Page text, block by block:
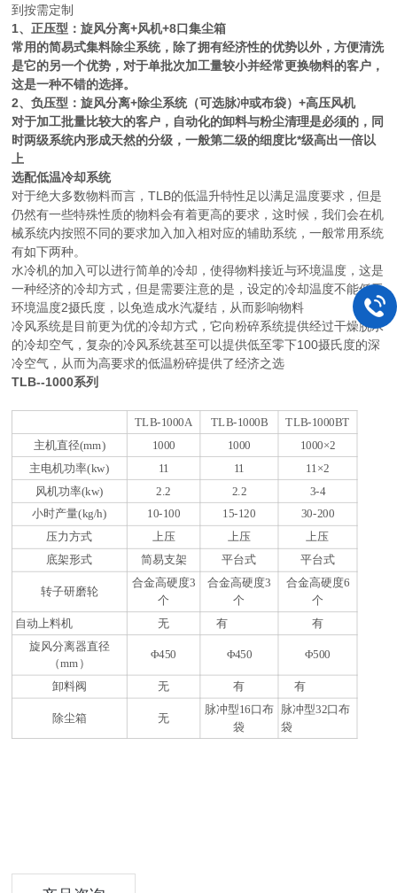
到按需定制
1、正压型：旋风分离+风机+8口集尘箱
常用的简易式集料除尘系统，除了拥有经济性的优势以外，方便清洗
是它的另一个优势，对于单批次加工量较小并经常更换物料的客户，
这是一种不错的选择。
2、负压型：旋风分离+除尘系统（可选脉冲或布袋）+高压风机
对于加工批量比较大的客户，自动化的卸料与粉尘清理是必须的，同
时两级系统内形成天然的分级，一般第二级的细度比*级高出一倍以
上
选配低温冷却系统
对于绝大多数物料而言，TLB的低温升特性足以满足温度要求，但是
仍然有一些特殊性质的物料会有着更高的要求，这时候，我们会在机
械系统内按照不同的要求加入加入相对应的辅助系统，一般常用系统
有如下两种。
水冷机的加入可以进行简单的冷却，使得物料接近与环境温度，这是
一种经济的冷却方式，但是需要注意的是，设定的冷却温度不能低于
环境温度2摄氏度，以免造成水汽凝结，从而影响物料
冷风系统是目前更为优的冷却方式，它向粉碎系统提供经过干燥脱水
的冷却空气，复杂的冷风系统甚至可以提供低至零下100摄氏度的深
冷空气，从而为高要求的低温粉碎提供了经济之选
TLB--1000系列
TLB-1000A TLB-1000B
TLB-1000BT
主机直径(mm)
1000 1000
1000×2
主电机功率(kw)
11 11
11×2
风机功率(kw)
2.2 2.2
3-4
小时产量(kg/h)
10-100 15-120
30-200
压力方式
上压 上压
上压
底架形式
简易支架 平台式 平台式
转子研磨轮
合金高硬度3
个
合金高硬度3
个
合金高硬度6
个
自动上料机
无 有
有
旋风分离器直径
（mm）
Φ450 Φ450 Φ500
卸料阀 无 有 有
除尘箱 无
脉冲型16口布
袋
脉冲型32口布
袋